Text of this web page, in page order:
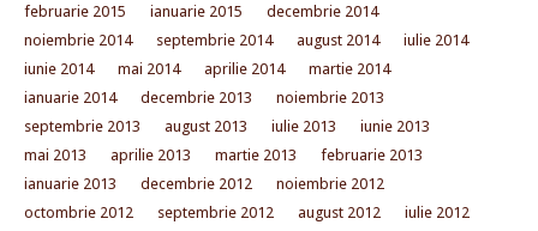
februarie 2015
ianuarie 2015
decembrie 2014
noiembrie 2014
septembrie 2014 august 2014
iulie 2014
iunie 2014
mai 2014 aprilie 2014
martie 2014
ianuarie 2014
decembrie 2013
noiembrie 2013
septembrie 2013
august 2013 iulie 2013
iunie 2013
mai 2013
aprilie 2013 martie 2013
februarie 2013
ianuarie 2013
decembrie 2012
noiembrie 2012
octombrie 2012
septembrie 2012 august 2012
iulie 2012